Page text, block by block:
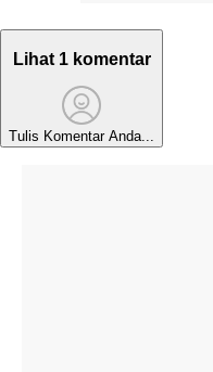
Lihat 1 komentar
Tulis Komentar Anda...